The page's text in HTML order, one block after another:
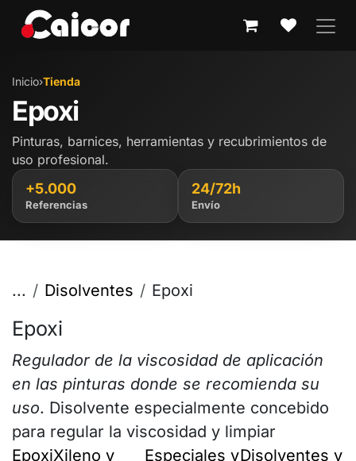
Inicio›Tienda
Epoxi
Pinturas, barnices, herramientas y recubrimientos de
uso profesional.
+5.000
Referencias
24/72h
Envío
... Disolventes Epoxi
Epoxi
Regulador de la viscosidad de aplicación
en las pinturas donde se recomienda su
uso. Disolvente especialmente concebido
para regular la viscosidad y limpiar
EpoxiXileno y
Especiales yDisolventes y